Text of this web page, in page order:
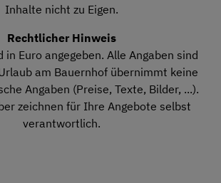
Inhalte nicht zu Eigen.
Rechtlicher Hinweis
in Euro angegeben. Alle Angaben sind
am Bauernhof übernimmt keine
Angaben (Preise, Texte, Bilder, ...).
zeichnen für Ihre Angebote selbst
verantwortlich.